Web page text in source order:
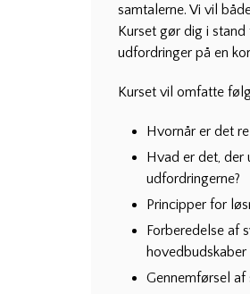
samtalerne. Vi vil
Kurset gør dig i
udfordringer på en
Kurset vil omfatte
Hvornår er det
Hvad er det, der
udfordringerne?
Principper for
Forberedelse af
hovedbudskaber
Gennemførsel